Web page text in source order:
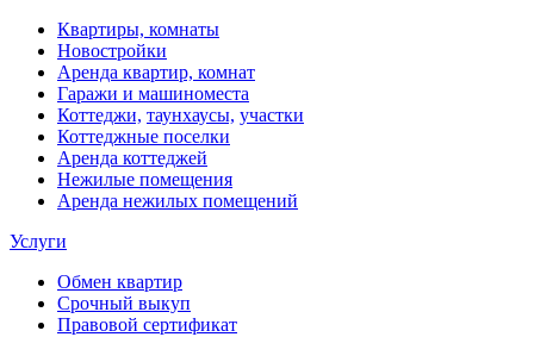
Квартиры, комнаты
Новостройки
Аренда квартир, комнат
Гаражи и машиноместа
Коттеджи, таунхаусы, участки
Коттеджные поселки
Аренда коттеджей
Нежилые помещения
Аренда нежилых помещений
Услуги
Обмен квартир
Срочный выкуп
Правовой сертификат